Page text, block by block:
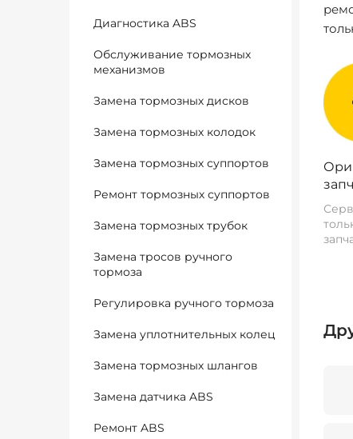
Диагностика ABS
Обслуживание тормозных
механизмов
Замена тормозных дисков
Замена тормозных колодок
Замена тормозных суппортов
Ремонт тормозных суппортов
Замена тормозных трубок
Замена тросов ручного
тормоза
Регулировка ручного тормоза
Замена уплотнительных колец
Замена тормозных шлангов
Замена датчика ABS
Ремонт ABS